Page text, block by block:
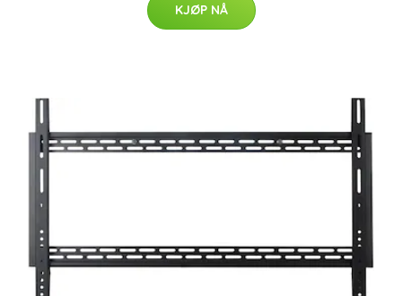
KJØP NÅ